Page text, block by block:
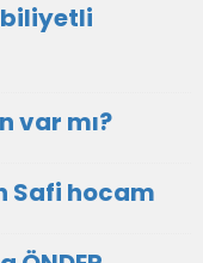
var mı?
Safi hocam